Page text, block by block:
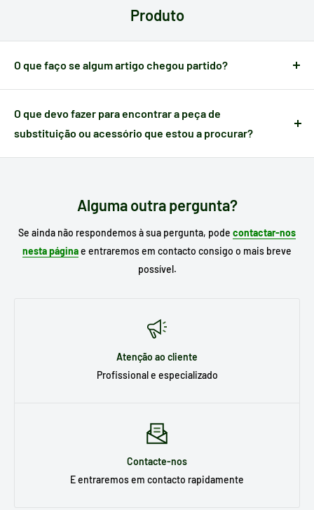
procuram um utensílio durável, funcional e fácil de manter,
sem comprometer o design e a qualidade.
*Oferta válida até ao fim do stock
verificar o seu método de pagamento antes de efetuar a sua
Produto
O que faço se algum artigo chegou partido?
Quando um artigo apresenta algum defeito causado no
transporte,
dispõe de 24 horas a partir do momento da
receção
para nos notificar e poder gerir a ocorrência.
O que devo fazer para encontrar a peça de
substituição ou acessório que estou a procurar?
Escreva no motor de busca do nosso site omodelo do seu
Alguma outra pergunta?
Se ainda não respondemos à sua pergunta, pode contactar-nos
nesta páginae entraremos em contacto consigo o mais breve
possível.
Atenção ao cliente
Profissional e especializado
Contacte-nos
E entraremos em contacto rapidamente